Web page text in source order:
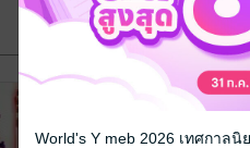
World's Y meb 2026 เทศกาล